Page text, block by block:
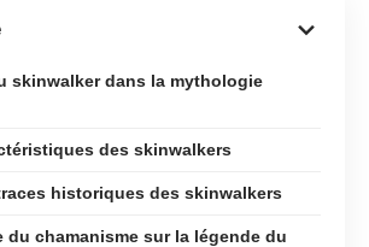
skinwalker dans la mythologie
des skinwalkers
historiques des skinwalkers
du chamanisme sur la légende du